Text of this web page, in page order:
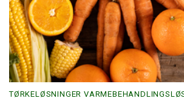
TØRKELØSNINGER